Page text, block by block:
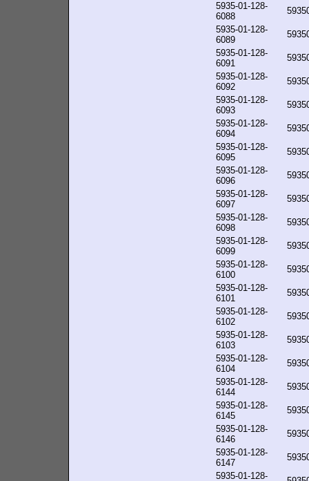
5935-01-128-
6088
5935-01-128-
6089
5935-01-128-
6091
5935-01-128-
6092
5935-01-128-
6093
5935-01-128-
6094
5935-01-128-
6095
5935-01-128-
6096
5935-01-128-
6097
5935-01-128-
6098
5935-01-128-
6099
5935-01-128-
6100
5935-01-128-
6101
5935-01-128-
6102
5935-01-128-
6103
5935-01-128-
6104
5935-01-128-
6144
5935-01-128-
6145
5935-01-128-
6146
5935-01-128-
6147
5935-01-128-